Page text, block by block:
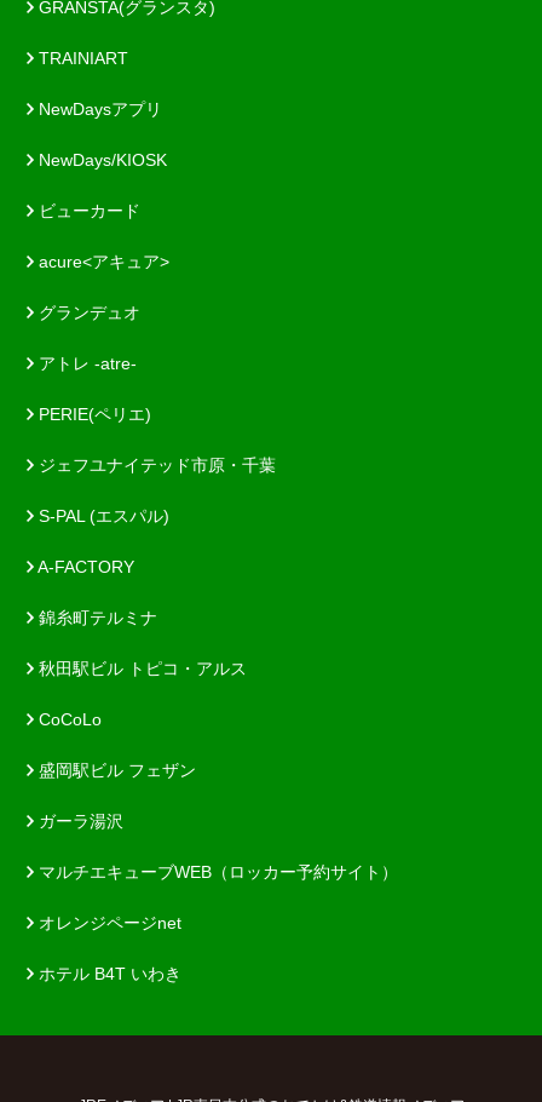
GRANSTA(グランスタ)
TRAINIART
NewDaysアプリ
NewDays/KIOSK
ビューカード
acure<アキュア>
グランデュオ
アトレ -atre-
PERIE(ペリエ)
ジェフユナイテッド市原・千葉
S-PAL (エスパル)
A-FACTORY
錦糸町テルミナ
秋田駅ビル トピコ・アルス
CoCoLo
盛岡駅ビル フェザン
ガーラ湯沢
マルチエキューブWEB（ロッカー予約サイト）
オレンジページnet
ホテル B4T いわき